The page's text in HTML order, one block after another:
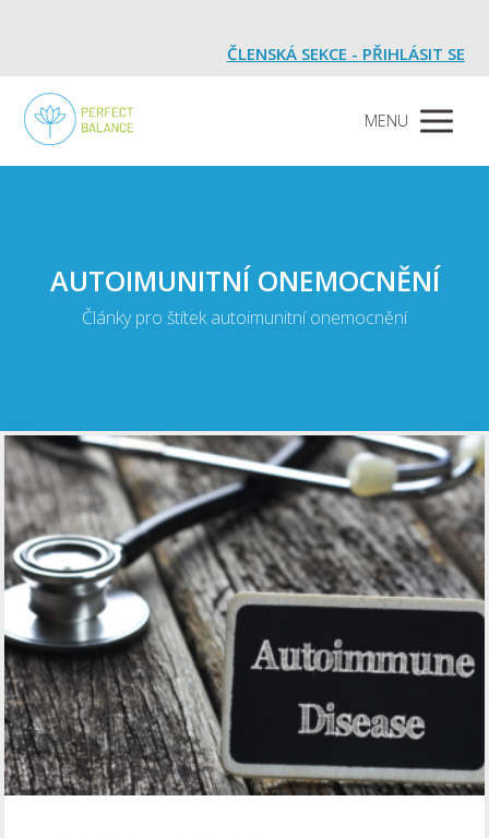
ČLENSKÁ SEKCE - PŘIHLÁSIT SE
MENU
AUTOIMUNITNÍ ONEMOCNĚNÍ
Články pro štítek autoimunitní onemocnění